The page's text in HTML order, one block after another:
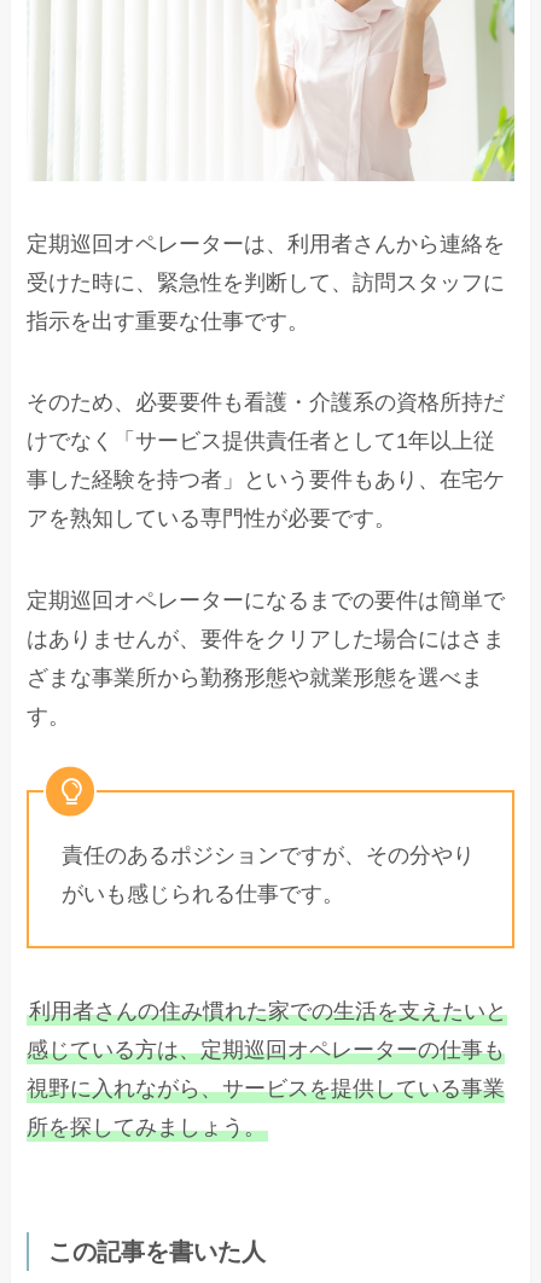
定期巡回オペレーターは、利用者さんから連絡を
受けた時に、緊急性を判断して、訪問スタッフに
指示を出す重要な仕事です。
そのため、必要要件も看護・介護系の資格所持だ
けでなく「サービス提供責任者として1年以上従
事した経験を持つ者」という要件もあり、在宅ケ
アを熟知している専門性が必要です。
定期巡回オペレーターになるまでの要件は簡単で
はありませんが、要件をクリアした場合にはさま
ざまな事業所から勤務形態や就業形態を選べま
す。
責任のあるポジションですが、その分やり
がいも感じられる仕事です。
利用者さんの住み慣れた家での生活を支えたいと
感じている方は、定期巡回オペレーターの仕事も
視野に入れながら、サービスを提供している事業
所を探してみましょう。
この記事を書いた人